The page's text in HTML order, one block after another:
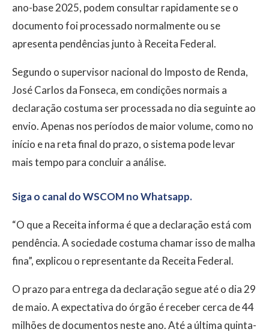
ano-base 2025, podem consultar rapidamente se o
documento foi processado normalmente ou se
apresenta pendências junto à Receita Federal.
Segundo o supervisor nacional do Imposto de Renda,
José Carlos da Fonseca, em condições normais a
declaração costuma ser processada no dia seguinte ao
envio. Apenas nos períodos de maior volume, como no
início e na reta final do prazo, o sistema pode levar
mais tempo para concluir a análise.
Siga o canal do WSCOM no Whatsapp.
“O que a Receita informa é que a declaração está com
pendência. A sociedade costuma chamar isso de malha
fina”, explicou o representante da Receita Federal.
O prazo para entrega da declaração segue até o dia 29
de maio. A expectativa do órgão é receber cerca de 44
milhões de documentos neste ano. Até a última quinta-